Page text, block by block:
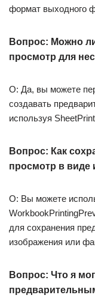
формат выходного
Вопрос: Можно
просмотр для
О: Да, вы можете
создавать
используя
Вопрос: Как
просмотр в виде
О: Вы можете
для сохранения
изображения или
Вопрос: Что я